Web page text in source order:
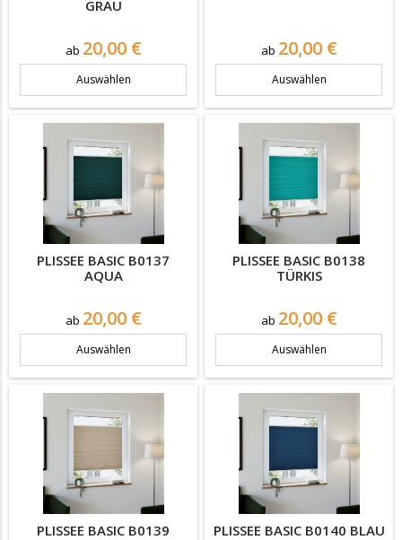
GRAU
ab Preis
20,00 €
Auswählen
ab Preis
20,00 €
Auswählen
PLISSEE BASIC B0137
AQUA
ab Preis
20,00 €
Auswählen
PLISSEE BASIC B0138
TÜRKIS
ab Preis
20,00 €
Auswählen
PLISSEE BASIC B0139
PLISSEE BASIC B0140 BLAU